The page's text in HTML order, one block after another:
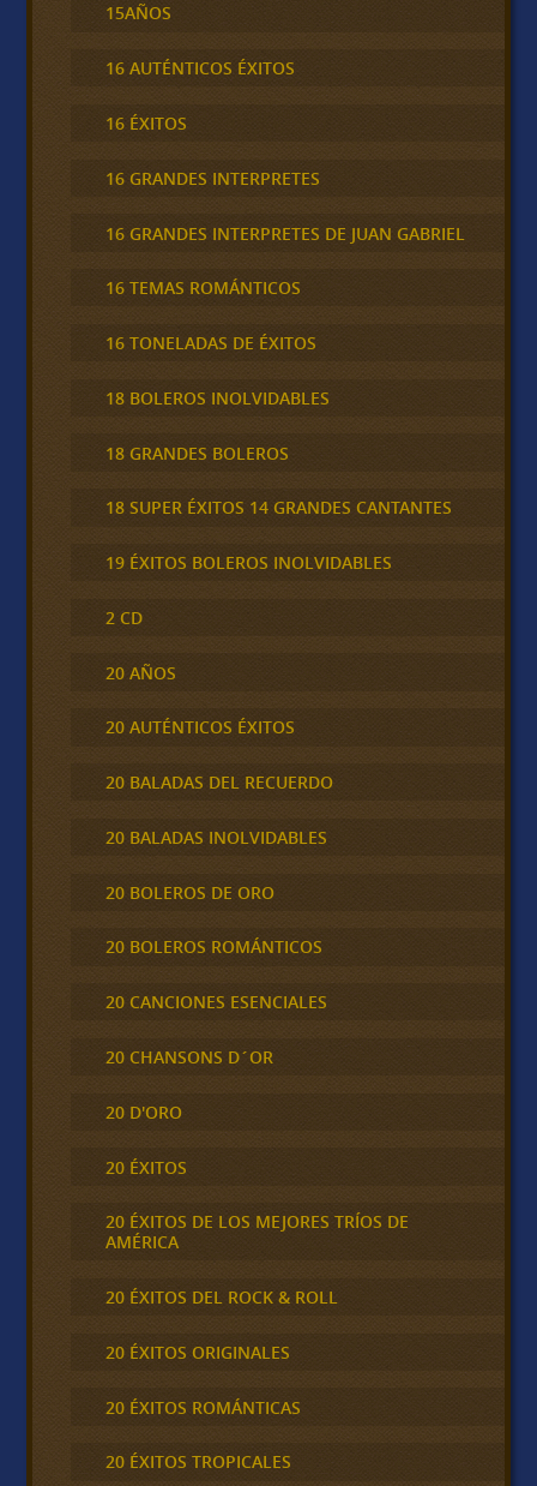
15AÑOS
16 AUTÉNTICOS ÉXITOS
16 ÉXITOS
16 GRANDES INTERPRETES
16 GRANDES INTERPRETES DE JUAN GABRIEL
16 TEMAS ROMÁNTICOS
16 TONELADAS DE ÉXITOS
18 BOLEROS INOLVIDABLES
18 GRANDES BOLEROS
18 SUPER ÉXITOS 14 GRANDES CANTANTES
19 ÉXITOS BOLEROS INOLVIDABLES
2 CD
20 AÑOS
20 AUTÉNTICOS ÉXITOS
20 BALADAS DEL RECUERDO
20 BALADAS INOLVIDABLES
20 BOLEROS DE ORO
20 BOLEROS ROMÁNTICOS
20 CANCIONES ESENCIALES
20 CHANSONS D´OR
20 D'ORO
20 ÉXITOS
20 ÉXITOS DE LOS MEJORES TRÍOS DE
AMÉRICA
20 ÉXITOS DEL ROCK & ROLL
20 ÉXITOS ORIGINALES
20 ÉXITOS ROMÁNTICAS
20 ÉXITOS TROPICALES